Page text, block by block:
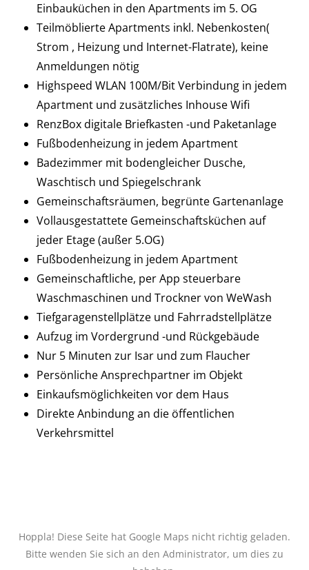
Einbauküchen in den Apartments im 5. OG
Teilmöblierte Apartments inkl. Nebenkosten(
Strom , Heizung und Internet-Flatrate), keine
Anmeldungen nötig
Highspeed WLAN 100M/Bit Verbindung in jedem
Apartment und zusätzliches Inhouse Wifi
RenzBox digitale Briefkasten -und Paketanlage
Fußbodenheizung in jedem Apartment
Badezimmer mit bodengleicher Dusche,
Waschtisch und Spiegelschrank
Gemeinschaftsräumen, begrünte Gartenanlage
Vollausgestattete Gemeinschaftsküchen auf
jeder Etage (außer 5.OG)
Fußbodenheizung in jedem Apartment
Gemeinschaftliche, per App steuerbare
Waschmaschinen und Trockner von WeWash
Tiefgaragenstellplätze und Fahrradstellplätze
Aufzug im Vordergrund -und Rückgebäude
Nur 5 Minuten zur Isar und zum Flaucher
Persönliche Ansprechpartner im Objekt
Einkaufsmöglichkeiten vor dem Haus
Direkte Anbindung an die öffentlichen
Verkehrsmittel
Hoppla! Diese Seite hat Google Maps nicht richtig geladen.
Bitte wenden Sie sich an den Administrator, um dies zu